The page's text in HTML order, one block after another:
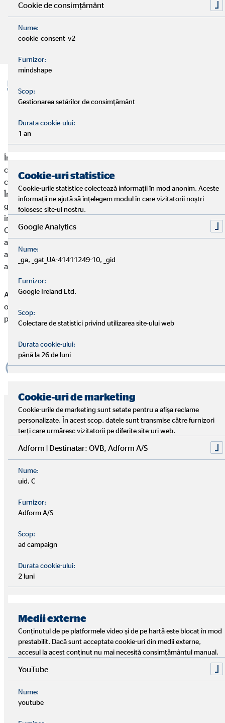
55 de ani de experiență. 55 de
ani de încredere.
Înființată în 1970 pentru a oferi orientare oamenilor în
chestiuni financiare, am devenit una dintre cele mai importante
companii europene de consultanță financiară.
În deceniile următoare, ne-am extins continuu dincolo de
granițele naționale: mai întâi în Europa Centrală și de Est, apoi
în aproape toată Europa.
Cu fiecare nouă filială națională, ne-am consolidat
angajamentul de a oferi consultanță individuală persoanelor
aflate în situații de viață și culturi diferite, întotdeauna pe baza
acelorași principii de încredere, proximitate și competență.
Astăzi, reunim consultanți din 16 țări, care împărtășesc un
obiectiv comun: să creeze securitate financiară și perspective
pentru milioane de clienți.
Înființarea OVB Europa
1970 – Ideea potrivită la momentul
potrivit
În 1970 s-a pus piatra de temelie a concernului
tânăra companie își propunea să ofere consultanță
orientată spre client gospodăriilor individuale, pe tema
contractelor de economii în construcții. Succesul nu s-a
lăsat așteptat multă vreme iar OVB a depășit tendințele
vremurilor sale.
După explozia postbelică și o perioadă cu o dezvoltare
economică neobișnuit de puternică și creșteri masive ale
veniturilor a intervenit la sfârșitul anilor 60 pentru prima
Cookie de consimțământ
Nume:
cookie_consent_v2
Furnizor:
mindshape
Scop:
Gestionarea setărilor de consimțământ
Durata cookie-ului:
1 an
Cookie-uri statistice
Cookie-urile statistice colectează informații în mod anonim. Aceste
informații ne ajută să înțelegem modul în care vizitatorii noștri
folosesc site-ul nostru.
Google Analytics
Nume:
_ga, _gat_UA-41411249-10, _gid
Furnizor:
Google Ireland Ltd.
Scop:
Colectare de statistici privind utilizarea site-ului web
Durata cookie-ului:
până la 26 de luni
Cookie-uri de marketing
Cookie-urile de marketing sunt setate pentru a afișa reclame
personalizate. În acest scop, datele sunt transmise către furnizori
terți care urmăresc vizitatorii pe diferite site-uri web.
Adform | Destinatar: OVB, Adform A/S
Nume:
uid, C
Furnizor:
Adform A/S
Scop:
ad campaign
Durata cookie-ului:
2 luni
Medii externe
Conținutul de pe platformele video și de pe hartă este blocat în mod
prestabilit. Dacă sunt acceptate cookie-uri din medii externe,
accesul la acest conținut nu mai necesită consimțământul manual.
YouTube
Nume:
youtube